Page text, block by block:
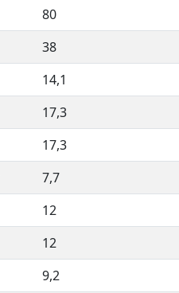
80
38
14,1
17,3
17,3
7,7
12
12
9,2